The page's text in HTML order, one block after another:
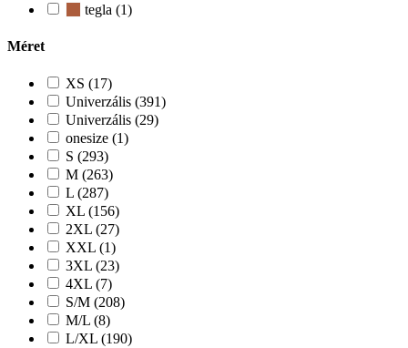
tegla (1)
Méret
XS (17)
Univerzális (391)
Univerzális (29)
onesize (1)
S (293)
M (263)
L (287)
XL (156)
2XL (27)
XXL (1)
3XL (23)
4XL (7)
S/M (208)
M/L (8)
L/XL (190)